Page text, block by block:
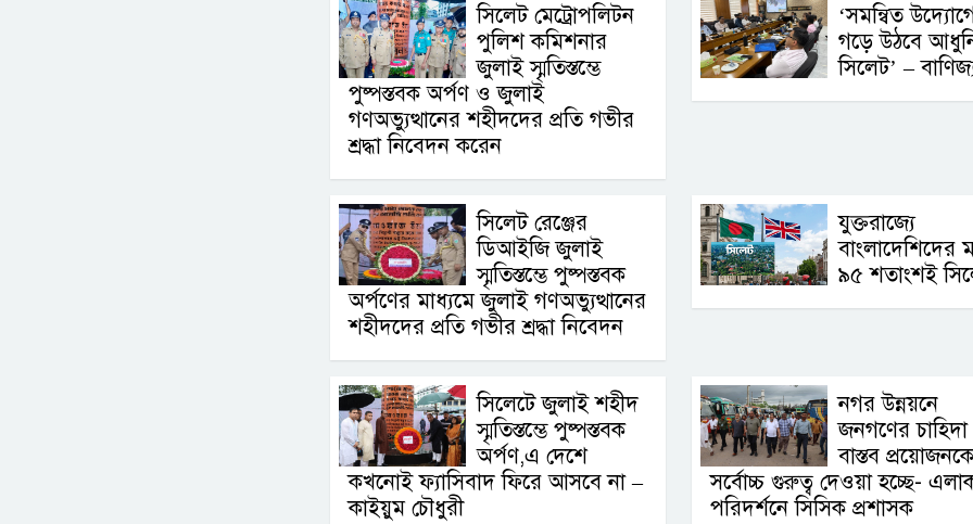
সিলেট মেট্রোপলিটন
পুলিশ কমিশনার
জুলাই স্মৃতিস্তম্ভে
পুষ্পস্তবক অর্পণ ও জুলাই
গণঅভ্যুত্থানের শহীদদের প্রতি গভীর
শ্রদ্ধা নিবেদন করেন
‘সমন্বিত
গড়ে উঠবে
সিলেট’ –
সিলেট রেঞ্জের
ডিআইজি জুলাই
স্মৃতিস্তম্ভে পুষ্পস্তবক
অর্পণের মাধ্যমে জুলাই গণঅভ্যুত্থানের
শহীদদের প্রতি গভীর শ্রদ্ধা নিবেদন
যুক্তরাজ্যে
বাংলাদেশিদের
৯৫ শতাংশই
সিলেটে জুলাই শহীদ
স্মৃতিস্তম্ভে পুষ্পস্তবক
অর্পণ,এ দেশে
কখনোই ফ্যাসিবাদ ফিরে আসবে না –
কাইয়ুম চৌধুরী
নগর উন্নয়নে
জনগণের
বাস্তব প্রয়োজনকে
সর্বোচ্চ গুরুত্ব দেওয়া হচ্ছে-
পরিদর্শনে সিসিক প্রশাসক